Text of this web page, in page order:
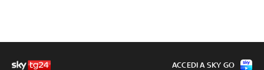
ACCEDI A SKY GO